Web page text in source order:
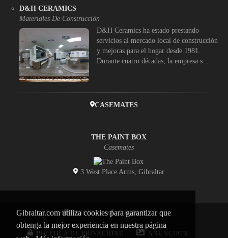
Gibraltar.com utiliza cookies para garantizar que
obtenga la mejor experiencia en nuestra página
D&H CERAMICS
Materiales De Construcción
D&H Ceramics ha estado prestando
servicios al mercado local de construcción
y mejoras para el hogar desde 1981.
Durante cuatro décadas, la empresa s ...
CASEMATES
THE PAINT BOX
Casemates
3 West Place Arms, Gibraltar
INICIO CONTACTO
POLÍTICA DE PRIVACIDAD ANÚNCIATE